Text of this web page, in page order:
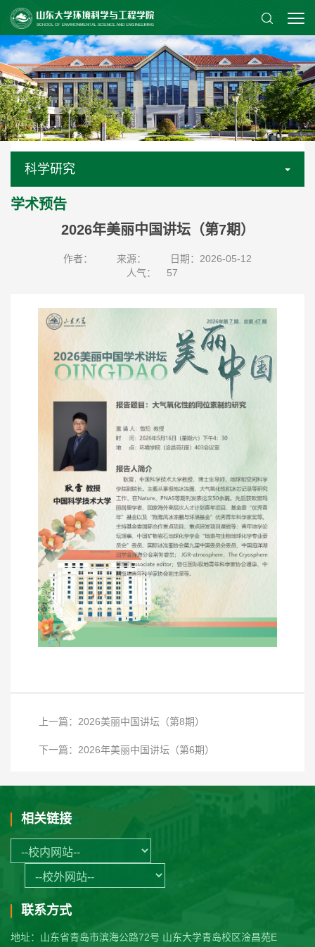
科学研究
学术预告
2026年美丽中国讲坛（第7期）
作者： 来源：
日期：2026-05-12
人气：
57
上一篇：2026美丽中国讲坛（第8期）
下一篇：2026年美丽中国讲坛（第6期）
相关链接
联系方式
地址：山东省青岛市滨海公路72号 山东大学青岛校区淦昌苑E